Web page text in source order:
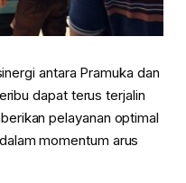
antara Pramuka dan
dapat terus terjalin
pelayanan optimal
momentum arus